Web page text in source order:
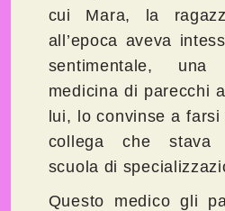
cui Mara, la
all’epoca aveva
sentimentale, una
medicina di parecchi
lui, lo convinse a
collega che stava
scuola di
Questo medico gli